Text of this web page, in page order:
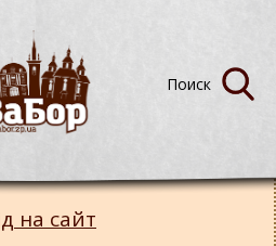
на сайт